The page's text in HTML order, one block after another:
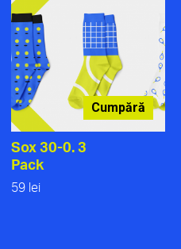
Cumpără
Sox 30-0. 3
Pack
59 lei